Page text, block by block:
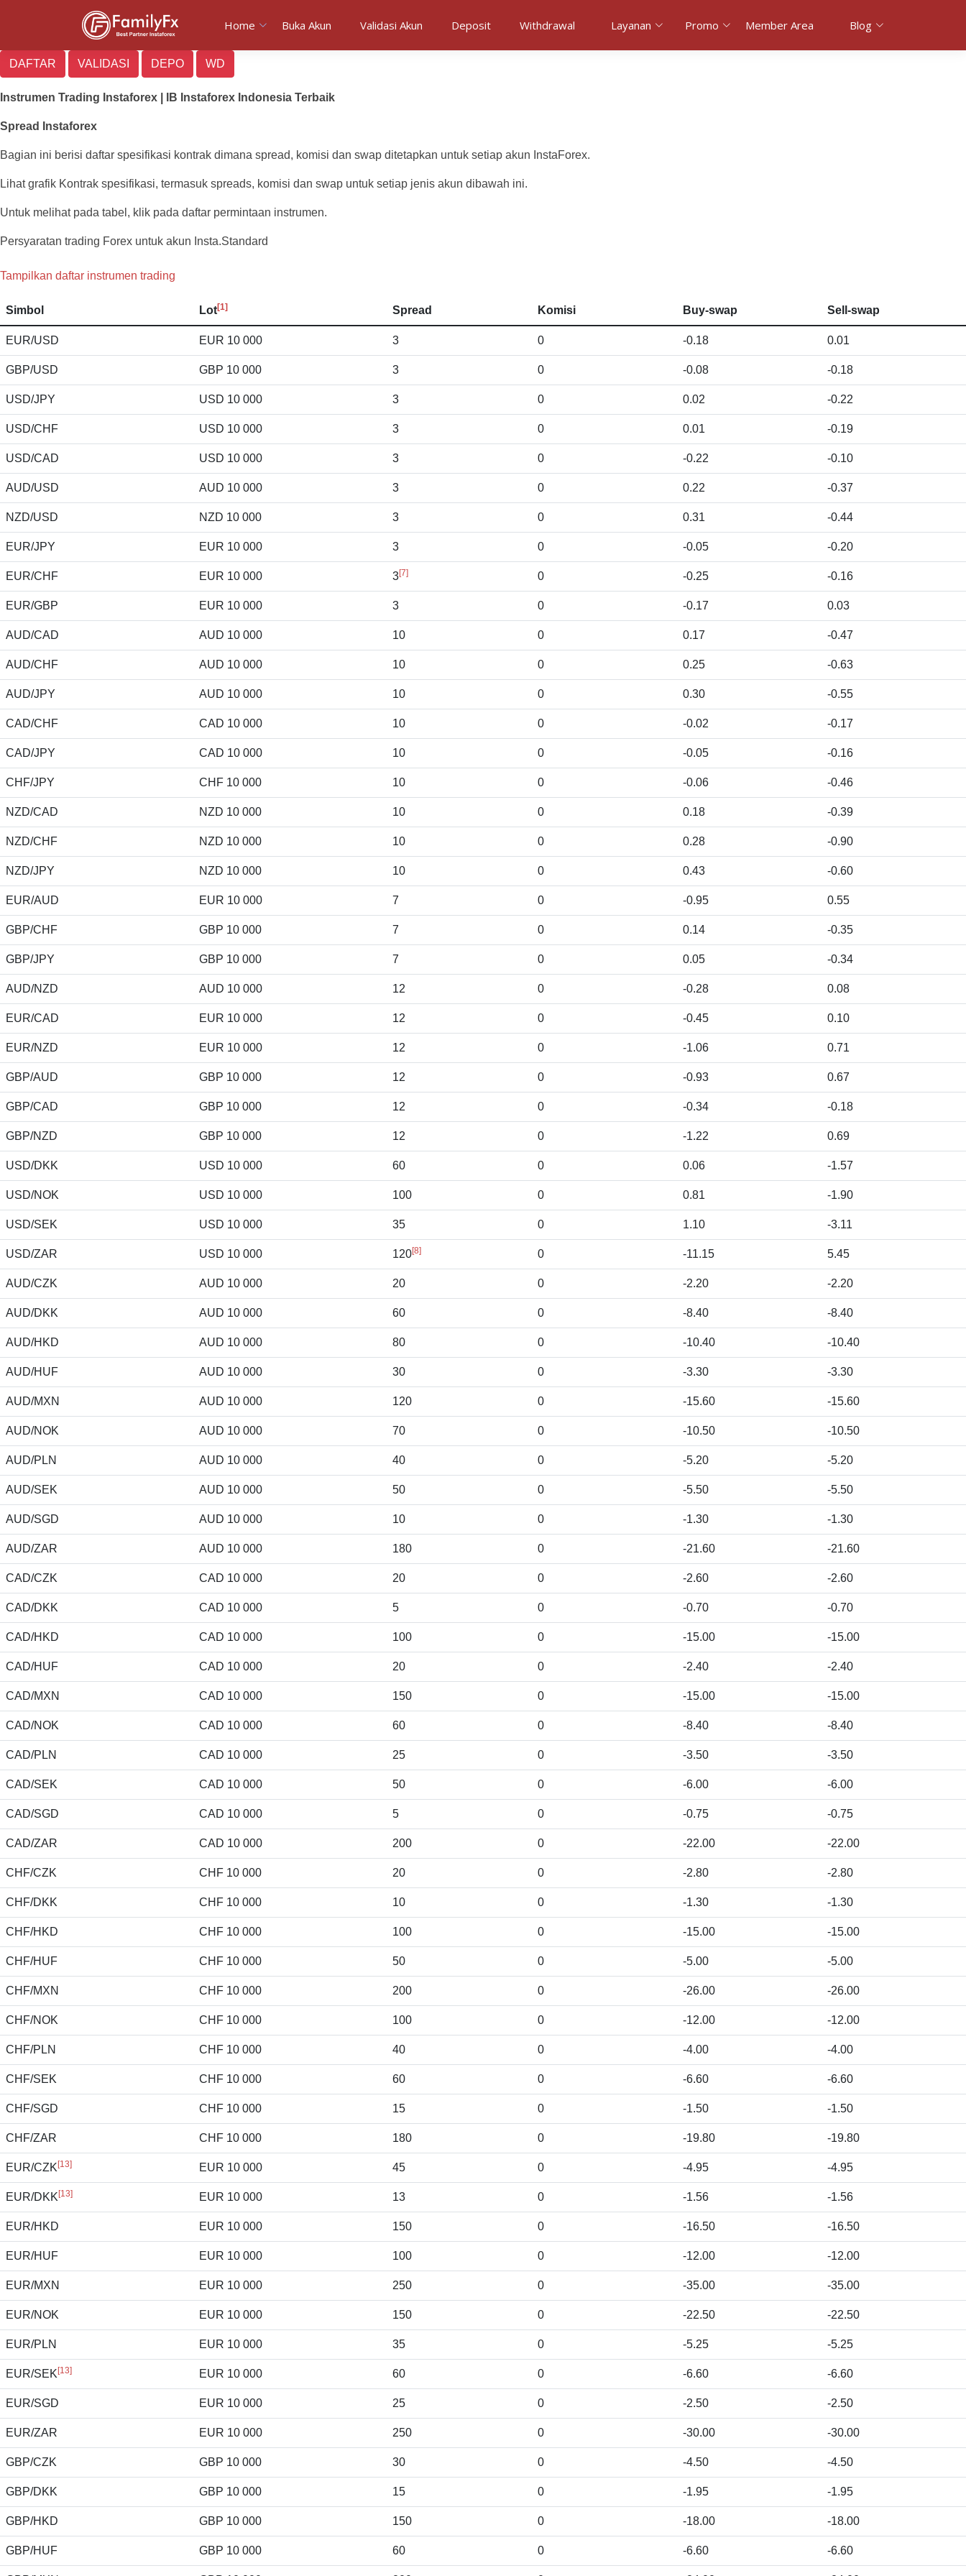
Home Buka Akun Validasi Akun Deposit Withdrawal Layanan Promo Member Area Blog
DAFTAR VALIDASI DEPO WD
Instrumen Trading Instaforex | IB Instaforex Indonesia Terbaik
Spread Instaforex
Bagian ini berisi daftar spesifikasi kontrak dimana spread, komisi dan swap ditetapkan untuk setiap akun InstaForex.
Lihat grafik Kontrak spesifikasi, termasuk spreads, komisi dan swap untuk setiap jenis akun dibawah ini.
Untuk melihat pada tabel, klik pada daftar permintaan instrumen.
Persyaratan trading Forex untuk akun Insta.Standard
Tampilkan daftar instrumen trading
Simbol Lot[1] Spread Komisi Buy-swap Sell-swap
EUR/USD EUR 10 000 3 0 -0.18 0.01
GBP/USD GBP 10 000 3 0 -0.08 -0.18
USD/JPY USD 10 000 3 0 0.02 -0.22
USD/CHF USD 10 000 3 0 0.01 -0.19
USD/CAD USD 10 000 3 0 -0.22 -0.10
AUD/USD AUD 10 000 3 0 0.22 -0.37
NZD/USD NZD 10 000 3 0 0.31 -0.44
EUR/JPY EUR 10 000 3 0 -0.05 -0.20
EUR/CHF EUR 10 000 3[7] 0 -0.25 -0.16
EUR/GBP EUR 10 000 3 0 -0.17 0.03
AUD/CAD AUD 10 000 10 0 0.17 -0.47
AUD/CHF AUD 10 000 10 0 0.25 -0.63
AUD/JPY AUD 10 000 10 0 0.30 -0.55
CAD/CHF CAD 10 000 10 0 -0.02 -0.17
CAD/JPY CAD 10 000 10 0 -0.05 -0.16
CHF/JPY CHF 10 000 10 0 -0.06 -0.46
NZD/CAD NZD 10 000 10 0 0.18 -0.39
NZD/CHF NZD 10 000 10 0 0.28 -0.90
NZD/JPY NZD 10 000 10 0 0.43 -0.60
EUR/AUD EUR 10 000 7 0 -0.95 0.55
GBP/CHF GBP 10 000 7 0 0.14 -0.35
GBP/JPY GBP 10 000 7 0 0.05 -0.34
AUD/NZD AUD 10 000 12 0 -0.28 0.08
EUR/CAD EUR 10 000 12 0 -0.45 0.10
EUR/NZD EUR 10 000 12 0 -1.06 0.71
GBP/AUD GBP 10 000 12 0 -0.93 0.67
GBP/CAD GBP 10 000 12 0 -0.34 -0.18
GBP/NZD GBP 10 000 12 0 -1.22 0.69
USD/DKK USD 10 000 60 0 0.06 -1.57
USD/NOK USD 10 000 100 0 0.81 -1.90
USD/SEK USD 10 000 35 0 1.10 -3.11
USD/ZAR USD 10 000 120[8] 0 -11.15 5.45
AUD/CZK AUD 10 000 20 0 -2.20 -2.20
AUD/DKK AUD 10 000 60 0 -8.40 -8.40
AUD/HKD AUD 10 000 80 0 -10.40 -10.40
AUD/HUF AUD 10 000 30 0 -3.30 -3.30
AUD/MXN AUD 10 000 120 0 -15.60 -15.60
AUD/NOK AUD 10 000 70 0 -10.50 -10.50
AUD/PLN AUD 10 000 40 0 -5.20 -5.20
AUD/SEK AUD 10 000 50 0 -5.50 -5.50
AUD/SGD AUD 10 000 10 0 -1.30 -1.30
AUD/ZAR AUD 10 000 180 0 -21.60 -21.60
CAD/CZK CAD 10 000 20 0 -2.60 -2.60
CAD/DKK CAD 10 000 5 0 -0.70 -0.70
CAD/HKD CAD 10 000 100 0 -15.00 -15.00
CAD/HUF CAD 10 000 20 0 -2.40 -2.40
CAD/MXN CAD 10 000 150 0 -15.00 -15.00
CAD/NOK CAD 10 000 60 0 -8.40 -8.40
CAD/PLN CAD 10 000 25 0 -3.50 -3.50
CAD/SEK CAD 10 000 50 0 -6.00 -6.00
CAD/SGD CAD 10 000 5 0 -0.75 -0.75
CAD/ZAR CAD 10 000 200 0 -22.00 -22.00
CHF/CZK CHF 10 000 20 0 -2.80 -2.80
CHF/DKK CHF 10 000 10 0 -1.30 -1.30
CHF/HKD CHF 10 000 100 0 -15.00 -15.00
CHF/HUF CHF 10 000 50 0 -5.00 -5.00
CHF/MXN CHF 10 000 200 0 -26.00 -26.00
CHF/NOK CHF 10 000 100 0 -12.00 -12.00
CHF/PLN CHF 10 000 40 0 -4.00 -4.00
CHF/SEK CHF 10 000 60 0 -6.60 -6.60
CHF/SGD CHF 10 000 15 0 -1.50 -1.50
CHF/ZAR CHF 10 000 180 0 -19.80 -19.80
EUR/CZK [13] EUR 10 000 45 0 -4.95 -4.95
EUR/DKK [13] EUR 10 000 13 0 -1.56 -1.56
EUR/HKD EUR 10 000 150 0 -16.50 -16.50
EUR/HUF EUR 10 000 100 0 -12.00 -12.00
EUR/MXN EUR 10 000 250 0 -35.00 -35.00
EUR/NOK EUR 10 000 150 0 -22.50 -22.50
EUR/PLN EUR 10 000 35 0 -5.25 -5.25
EUR/SEK [13] EUR 10 000 60 0 -6.60 -6.60
EUR/SGD EUR 10 000 25 0 -2.50 -2.50
EUR/ZAR EUR 10 000 250 0 -30.00 -30.00
GBP/CZK GBP 10 000 30 0 -4.50 -4.50
GBP/DKK GBP 10 000 15 0 -1.95 -1.95
GBP/HKD GBP 10 000 150 0 -18.00 -18.00
GBP/HUF GBP 10 000 60 0 -6.60 -6.60